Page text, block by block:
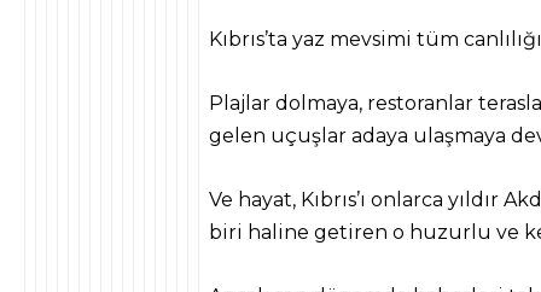
Kıbrıs’ta yaz mevsimi tüm
Plajlar dolmaya, restoranlar
gelen uçuşlar adaya ulaşmaya
Ve hayat, Kıbrıs’ı onlarca yıldır
biri haline getiren o huzurlu ve